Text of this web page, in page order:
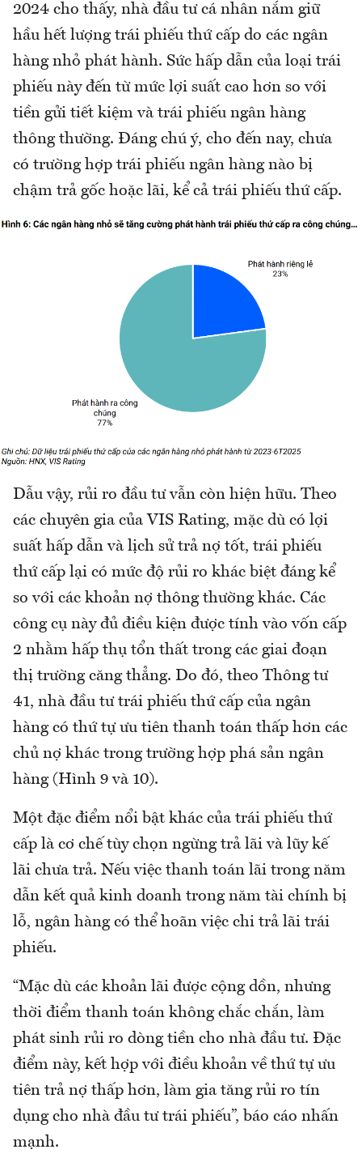
2024 cho thấy, nhà đầu tư cá nhân nắm giữ
hầu hết lượng trái phiếu thứ cấp do các ngân
hàng nhỏ phát hành. Sức hấp dẫn của loại trái
phiếu này đến từ mức lợi suất cao hơn so với
tiền gửi tiết kiệm và trái phiếu ngân hàng
thông thường. Đáng chú ý, cho đến nay, chưa
có trường hợp trái phiếu ngân hàng nào bị
chậm trả gốc hoặc lãi, kể cả trái phiếu thứ cấp.
Dẫu vậy, rủi ro đầu tư vẫn còn hiện hữu. Theo
các chuyên gia của VIS Rating, mặc dù có lợi
suất hấp dẫn và lịch sử trả nợ tốt, trái phiếu
thứ cấp lại có mức độ rủi ro khác biệt đáng kể
so với các khoản nợ thông thường khác. Các
công cụ này đủ điều kiện được tính vào vốn cấp
2 nhằm hấp thụ tổn thất trong các giai đoạn
thị trường căng thẳng. Do đó, theo Thông tư
41, nhà đầu tư trái phiếu thứ cấp của ngân
hàng có thứ tự ưu tiên thanh toán thấp hơn các
chủ nợ khác trong trường hợp phá sản ngân
hàng (Hình 9 và 10).
Một đặc điểm nổi bật khác của trái phiếu thứ
cấp là cơ chế tùy chọn ngừng trả lãi và lũy kế
lãi chưa trả. Nếu việc thanh toán lãi trong năm
dẫn kết quả kinh doanh trong năm tài chính bị
lỗ, ngân hàng có thể hoãn việc chi trả lãi trái
phiếu.
“Mặc dù các khoản lãi được cộng dồn, nhưng
thời điểm thanh toán không chắc chắn, làm
phát sinh rủi ro dòng tiền cho nhà đầu tư. Đặc
điểm này, kết hợp với điều khoản về thứ tự ưu
tiên trả nợ thấp hơn, làm gia tăng rủi ro tín
dụng cho nhà đầu tư trái phiếu”, báo cáo nhấn
mạnh.